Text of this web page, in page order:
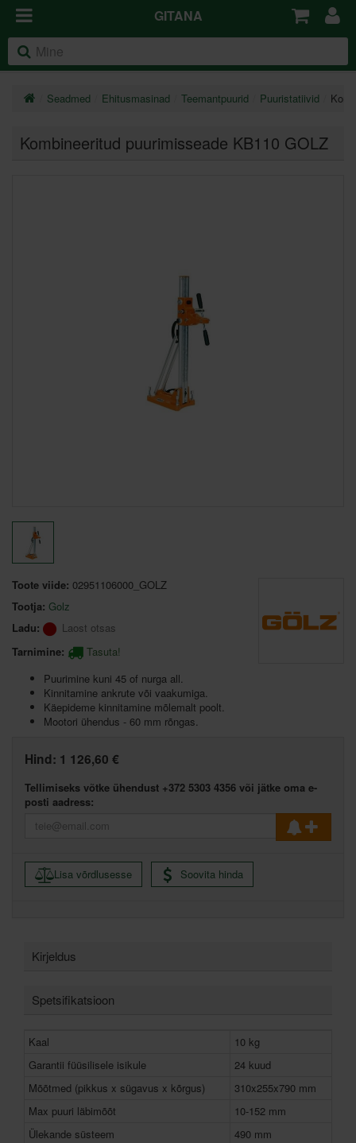
GITANA
Seadmed Ehitusmasinad Teemantpuurid Puuristatiivid
Kombineeritud puurimisseade KB110 GOLZ
Toote viide: 02951106000_GOLZ
Tootja: Golz
Ladu:
Laost otsas
Tarnimine:
Tasuta!
Puurimine kuni 45 of nurga all.
Kinnitamine ankrute või vaakumiga.
Käepideme kinnitamine mõlemalt poolt.
Mootori ühendus - 60 mm rõngas.
Hind: 1 126,60 €
Tellimiseks võtke ühendust +372 5303 4356 või jätke oma e-
posti aadress:
Lisa võrdlusesse Soovita hinda
Kirjeldus
Spetsifikatsioon
Kaal
10 kg
Garantii füüsilisele isikule
24 kuud
Mõõtmed (pikkus x sügavus x kõrgus)
310x255x790 mm
Max puuri läbimõõt
10-152 mm
Ülekande süsteem
490 mm